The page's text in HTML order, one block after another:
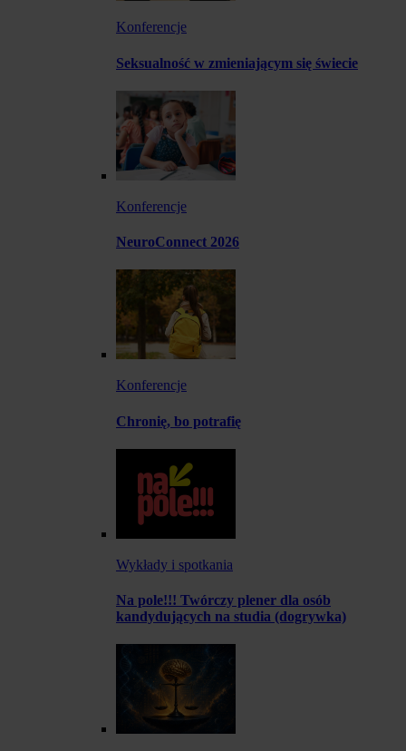
Konferencje
Seksualność w zmieniającym się świecie
Konferencje
NeuroConnect 2026
Konferencje
Chronię, bo potrafię
Wykłady i spotkania
Na pole!!! Twórczy plener dla osób
kandydujących na studia (dogrywka)